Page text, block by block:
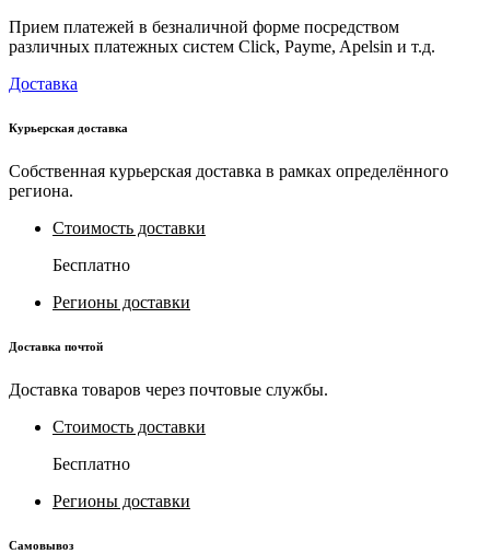
Прием платежей в безналичной форме посредством
различных платежных систем Click, Payme, Apelsin и т.д.
Доставка
Курьерская доставка
Собственная курьерская доставка в рамках определённого
региона.
Стоимость доставки
Бесплатно
Регионы доставки
Доставка почтой
Доставка товаров через почтовые службы.
Стоимость доставки
Бесплатно
Регионы доставки
Самовывоз